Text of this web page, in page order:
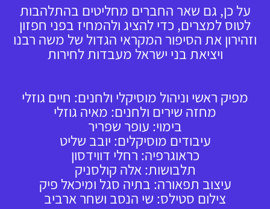
על כן, גם שאר החברים מחליטים בהתלהבות
לטוס למצרים, כדי להציג ולהמחיז בפני חפזון
וזהירון את הסיפור המקראי הגדול של משה רבנו
ויציאת בני ישראל מעבדות לחירות
מפיק ראשי וניהול מוסיקלי ולחנים: חיים גוזלי
מחזה שירים ולחנים: מאיה גוזלי
בימוי: עופר שפריר
עיבודים מוסיקלים: יובב שליט
כראוגרפיה: רחלי דווידסון
תלבושות: אלה קולסניק
עיצוב תפאורה: בתיה סגל ומיכאל פיק
צילום סטילס: שי הנסב ושחר ארביב